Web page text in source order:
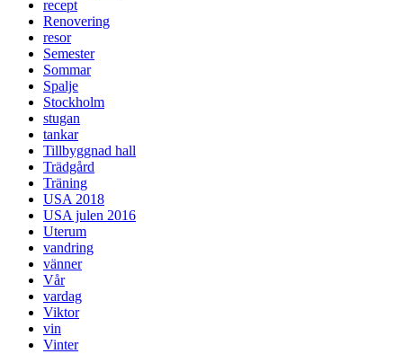
recept
Renovering
resor
Semester
Sommar
Spalje
Stockholm
stugan
tankar
Tillbyggnad hall
Trädgård
Träning
USA 2018
USA julen 2016
Uterum
vandring
vänner
Vår
vardag
Viktor
vin
Vinter